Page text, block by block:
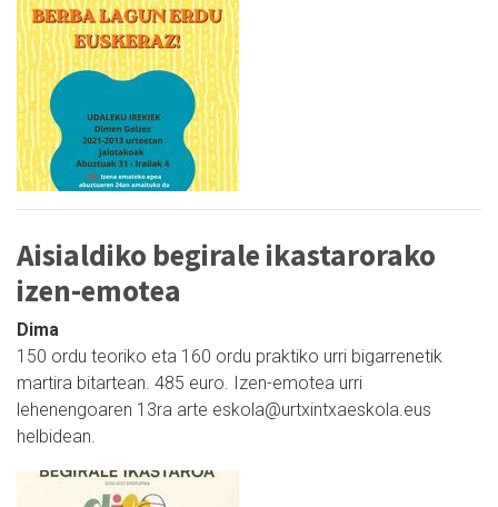
Aisialdiko begirale ikastarorako
izen-emotea
Dima
150 ordu teoriko eta 160 ordu praktiko urri bigarrenetik
martira bitartean. 485 euro. Izen-emotea urri
lehenengoaren 13ra arte eskola@urtxintxaeskola.eus
helbidean.